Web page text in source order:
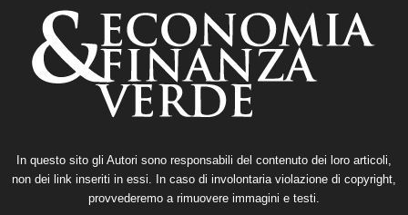
In questo sito gli Autori sono responsabili del contenuto dei loro articoli,
non dei link inseriti in essi. In caso di involontaria violazione di copyright,
provvederemo a rimuovere immagini e testi.